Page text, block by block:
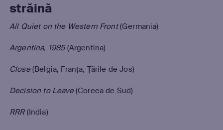
străină
All Quiet on the Western Front(Germania)
Argentina, 1985(Argentina)
Close(Belgia, Franţa, Ţările de Jos)
Decision to Leave(Coreea de Sud)
RRR(India)